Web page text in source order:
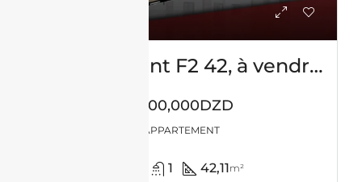
Appartement F2 42, à vendre – Es-sénia – Oran
7,500,000DZD
APPARTEMENT
1 42,11m²